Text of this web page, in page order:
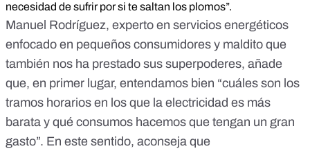
necesidad de sufrir por si te saltan los plomos”.
Manuel Rodríguez, experto en servicios energéticos
enfocado en pequeños consumidores y maldito que
también nos ha prestado sus superpoderes, añade
que, en primer lugar, entendamos bien “cuáles son los
tramos horarios en los que la electricidad es más
barata y qué consumos hacemos que tengan un gran
gasto”. En este sentido, aconseja que